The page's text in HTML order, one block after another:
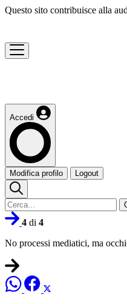
Questo sito contribuisce alla
Accedi
Modifica profilo Logout
4 di 4
No processi mediatici, ma